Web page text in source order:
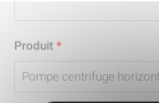
Produit *